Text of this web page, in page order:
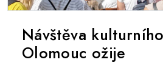
Návštěva
Olomouc ožije